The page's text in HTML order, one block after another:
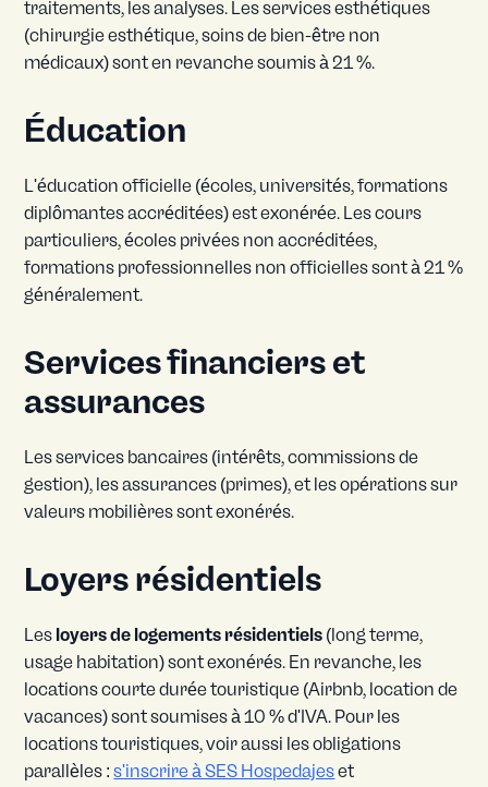
traitements, les analyses. Les services esthétiques
(chirurgie esthétique, soins de bien-être non
médicaux) sont en revanche soumis à 21 %.
Éducation
L'éducation officielle (écoles, universités, formations
diplômantes accréditées) est exonérée. Les cours
particuliers, écoles privées non accréditées,
formations professionnelles non officielles sont à 21 %
généralement.
Services financiers et
assurances
Les services bancaires (intérêts, commissions de
gestion), les assurances (primes), et les opérations sur
valeurs mobilières sont exonérés.
Loyers résidentiels
Les loyers de logements résidentiels (long terme,
usage habitation) sont exonérés. En revanche, les
locations courte durée touristique (Airbnb, location de
vacances) sont soumises à 10 % d'IVA. Pour les
locations touristiques, voir aussi les obligations
parallèles :s'inscrire à SES Hospedajeset